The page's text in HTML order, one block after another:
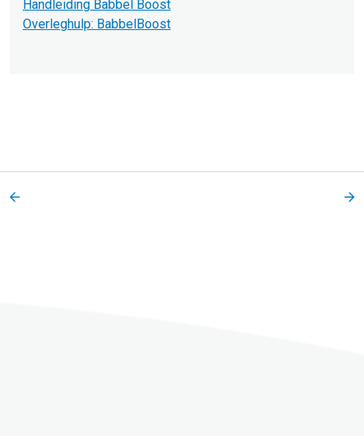
Handleiding Babbel Boost
Overleghulp: BabbelBoost